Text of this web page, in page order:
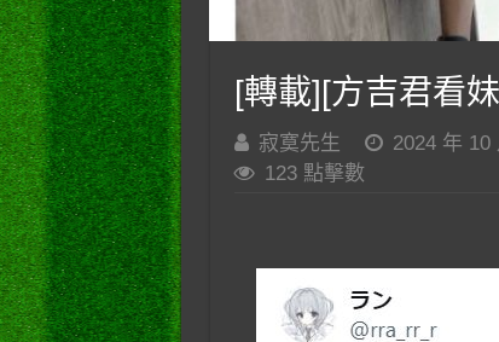
[轉載][方吉君看
寂寞先生 2024 年 10
123 點擊數